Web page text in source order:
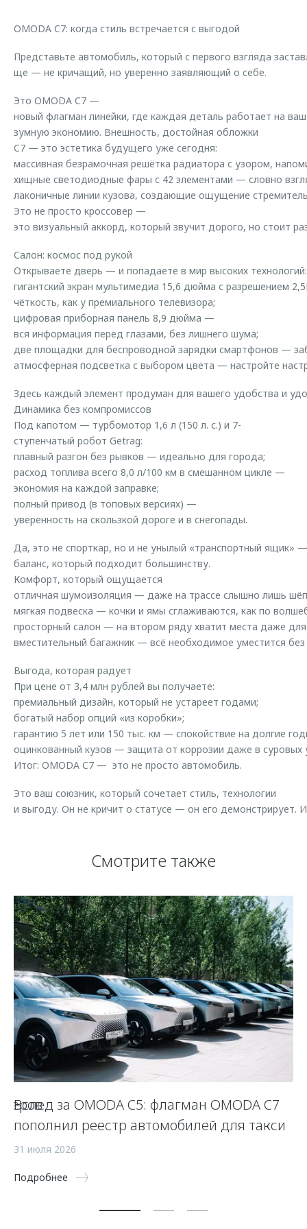
Кредитный калькулятор
Аксессуары
Оригинальные аксессуары
Запчасти
Калькулятор трейд-ин
Клуб владельцев OMODA
Аксессуары
Одежда и сувениры
Оригинальные аксессуары
Запчасти
OMODA C7: когда стиль встречается с выгодой
Представьте автомобиль, который с первого взгляда
ще — не кричащий, но уверенно заявляющий о себе.
Это OMODA C7 —
новый флагман линейки, где каждая деталь работает на
зумную экономию. Внешность, достойная обложки
C7 — это эстетика будущего уже сегодня:
массивная безрамочная решётка радиатора с узором,
хищные светодиодные фары с 42 элементами — словно
лаконичные линии кузова, создающие ощущение
Это не просто кроссовер —
это визуальный аккорд, который звучит дорого, но стоит
Салон: космос под рукой
Открываете дверь — и попадаете в мир высоких технологий:
гигантский экран мультимедиа 15,6 дюйма с разрешением
чёткость, как у премиального телевизора;
цифровая приборная панель 8,9 дюйма —
вся информация перед глазами, без лишнего шума;
две площадки для беспроводной зарядки смартфонов —
атмосферная подсветка с выбором цвета — настройте
Здесь каждый элемент продуман для вашего удобства и
Динамика без компромиссов
Под капотом — турбомотор 1,6 л (150 л. с.) и 7-
ступенчатый робот Getrag:
плавный разгон без рывков — идеально для города;
расход топлива всего 8,0 л/100 км в смешанном цикле —
экономия на каждой заправке;
полный привод (в топовых версиях) —
уверенность на скользкой дороге и в снегопады.
Да, это не спорткар, но и не унылый «транспортный ящик»
баланс, который подходит большинству.
Комфорт, который ощущается
отличная шумоизоляция — даже на трассе слышно лишь
мягкая подвеска — кочки и ямы сглаживаются, как по
просторный салон — на втором ряду хватит места даже
вместительный багажник — всё необходимое уместится без
Выгода, которая радует
При цене от 3,4 млн рублей вы получаете:
премиальный дизайн, который не устареет годами;
богатый набор опций «из коробки»;
гарантию 5 лет или 150 тыс. км — спокойствие на долгие
оцинкованный кузов — защита от коррозии даже в суровых
Итог: OMODA C7 — это не просто автомобиль.
Это ваш союзник, который сочетает стиль, технологии
и выгоду. Он не кричит о статусе — он его демонстрирует.
Смотрите также
Вслед за OMODA C5: флагман OMODA C7
пополнил реестр автомобилей для такси
31 июля 2026
Подробнее